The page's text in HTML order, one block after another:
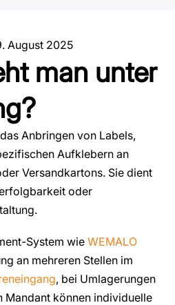
August 2025
man unter
Anbringen von Labels,
Aufklebern an
Versandkartons. Sie dient
oder
System wie WEMALO
an mehreren Stellen im
, bei Umlagerungen
Mandant können individuelle